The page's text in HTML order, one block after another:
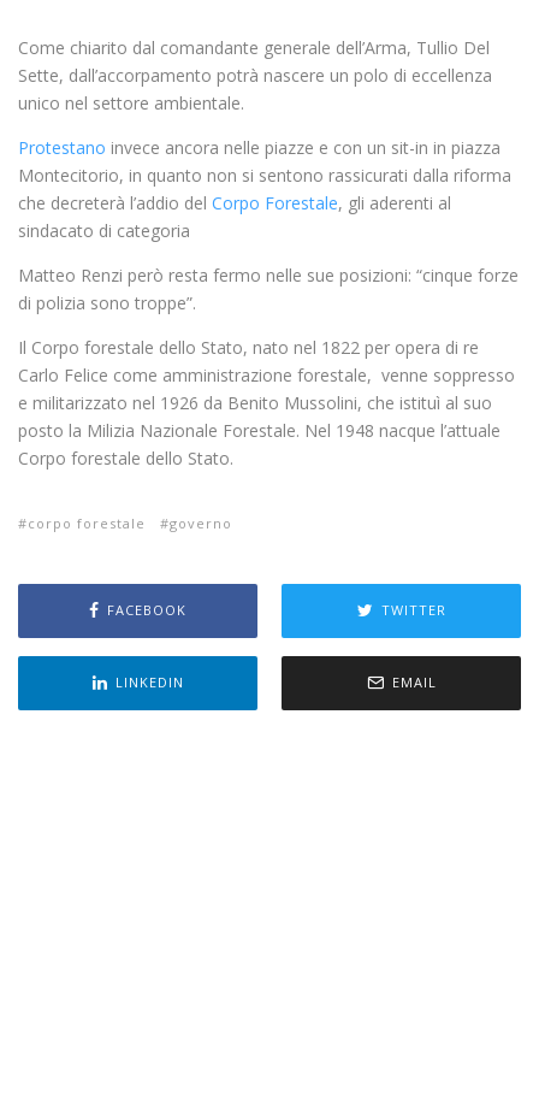
Come chiarito dal comandante generale dell’Arma, Tullio Del
Sette, dall’accorpamento potrà nascere un polo di eccellenza
unico nel settore ambientale.
Protestano invece ancora nelle piazze e con un sit-in in piazza
Montecitorio, in quanto non si sentono rassicurati dalla riforma
che decreterà l’addio del Corpo Forestale, gli aderenti al
sindacato di categoria
Matteo Renzi però resta fermo nelle sue posizioni: “cinque forze
di polizia sono troppe”.
Il Corpo forestale dello Stato, nato nel 1822 per opera di re
Carlo Felice come amministrazione forestale, venne soppresso
e militarizzato nel 1926 da Benito Mussolini, che istituì al suo
posto la Milizia Nazionale Forestale. Nel 1948 nacque l’attuale
Corpo forestale dello Stato.
corpo forestale governo
FACEBOOK TWITTER
LINKEDIN EMAIL